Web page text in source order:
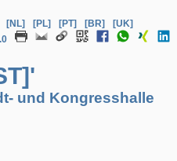
[NL] [PL] [PT] [BR]
[UK]
und Kongresshalle